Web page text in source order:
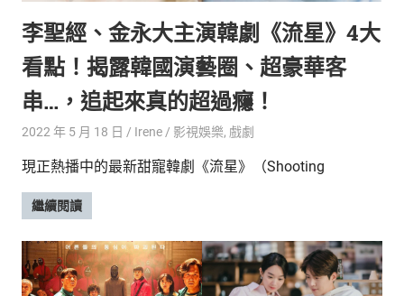
生
活
態
度
采
豐
富
的
時
尚
流、
活
遊、
兩
性
李聖經、金永大主演韓劇《流星》4大
看點！揭露韓國演藝圈、超豪華客
串…，追起來真的超過癮！
2022 年 5 月 18 日 Irene 影視娛樂, 戲劇
現正熱播中的最新甜寵韓劇《流星》（Shooting
繼續閱讀